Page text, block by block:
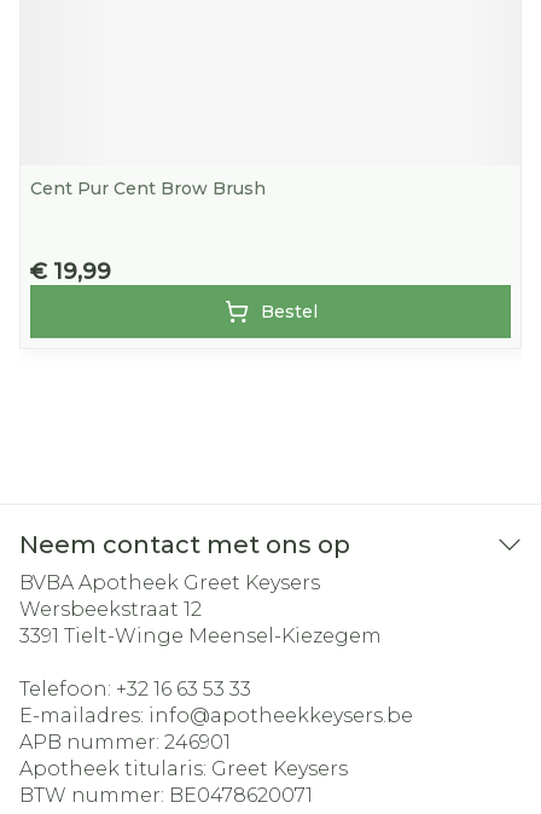
Cent Pur Cent Brow Brush
€ 19,99
Bestel
Neem contact met ons op
BVBA Apotheek Greet Keysers
Wersbeekstraat 12
3391 Tielt-Winge Meensel-Kiezegem
Telefoon: +32 16 63 53 33
E-mailadres: info@apotheekkeysers.be
APB nummer: 246901
Apotheek titularis: Greet Keysers
BTW nummer: BE0478620071